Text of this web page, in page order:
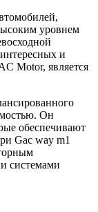
уровнем
и
Motor, является
Он
обеспечивают
Gac way m1
системами